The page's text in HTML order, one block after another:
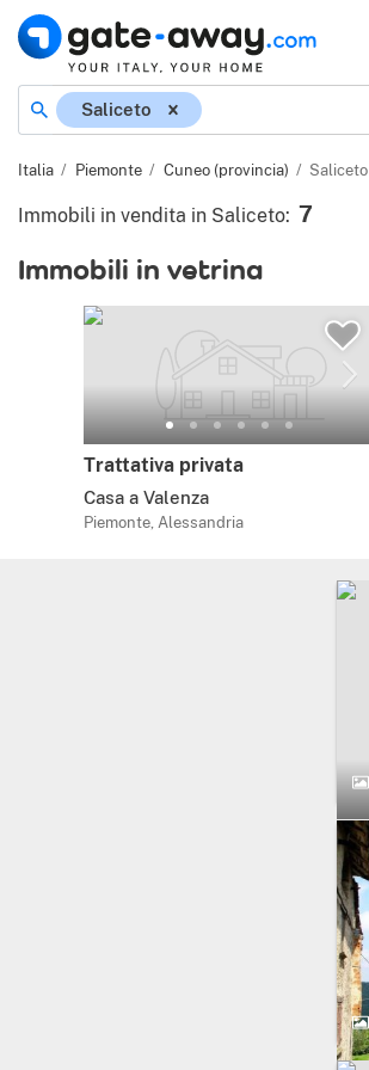
Saliceto
Italia Piemonte Cuneo (provincia) Saliceto
Immobili in vendita in Saliceto: 7
Immobili in vetrina
Trattativa privata
Casa a Valenza
Piemonte, Alessandria